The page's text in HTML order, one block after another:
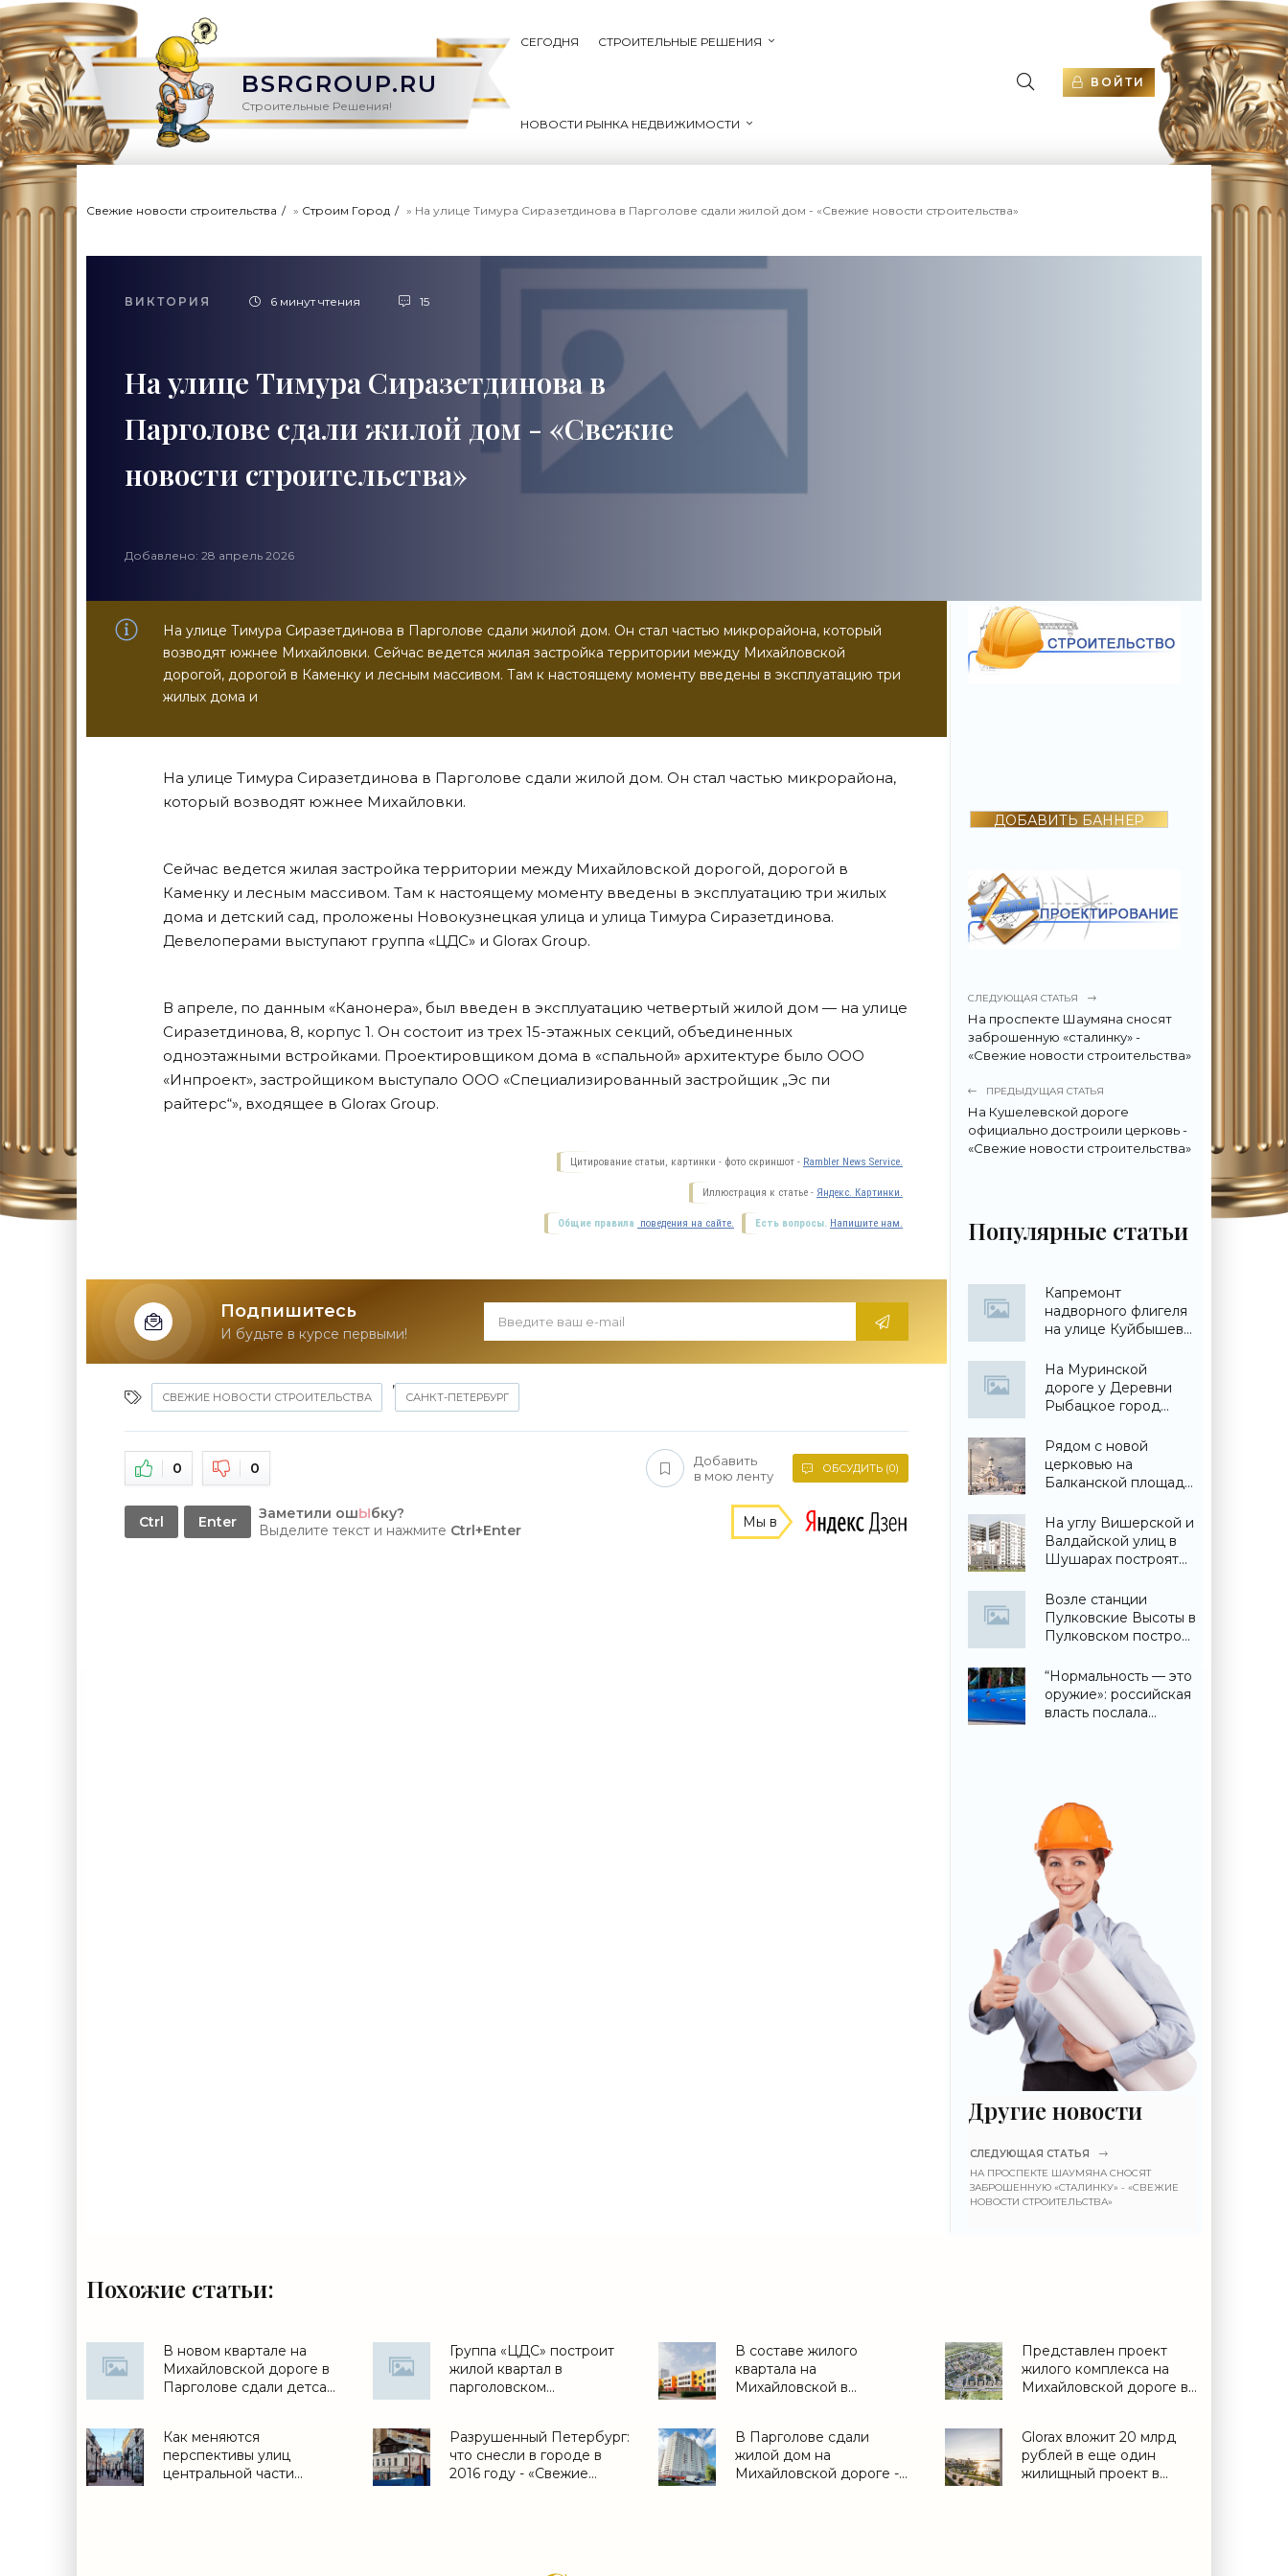
BSRGROUP.RU
Строительные Решения!
СЕГОДНЯ СТРОИТЕЛЬНЫЕ РЕШЕНИЯ
НОВОСТИ РЫНКА НЕДВИЖИМОСТИ
ВОЙТИ
Свежие новости строительства » Строим Город » На улице Тимура Сиразетдинова в Парголове сдали жилой дом - «Свежие новости строительства»
ВИКТОРИЯ 6 минут чтения 15
На улице Тимура Сиразетдинова в
Парголове сдали жилой дом - «Свежие
новости строительства»
Добавлено: 28 апрель 2026
На улице Тимура Сиразетдинова в Парголове сдали жилой дом. Он стал частью микрорайона, который
возводят южнее Михайловки. Сейчас ведется жилая застройка территории между Михайловской
дорогой, дорогой в Каменку и лесным массивом. Там к настоящему моменту введены в эксплуатацию три
жилых дома и
На улице Тимура Сиразетдинова в Парголове сдали жилой дом. Он стал частью микрорайона,
который возводят южнее Михайловки.
Сейчас ведется жилая застройка территории между Михайловской дорогой, дорогой в
Каменку и лесным массивом. Там к настоящему моменту введены в эксплуатацию три жилых
дома и детский сад, проложены Новокузнецкая улица и улица Тимура Сиразетдинова.
Девелоперами выступают группа «ЦДС» и Glorax Group.
В апреле, по данным «Канонера», был введен в эксплуатацию четвертый жилой дом — на улице
Сиразетдинова, 8, корпус 1. Он состоит из трех 15-этажных секций, объединенных
одноэтажными встройками. Проектировщиком дома в «спальной» архитектуре было ООО
«Инпроект», застройщиком выступало ООО «Специализированный застройщик „Эс пи
райтерс“», входящее в Glorax Group.
Цитирование статьи, картинки - фото скриншот - Rambler News Service.
Иллюстрация к статье - Яндекс. Картинки.
Есть вопросы. Напишите нам.
Общие правила поведения на сайте.
Подпишитесь
И будьте в курсе первыми!
СВЕЖИЕ НОВОСТИ СТРОИТЕЛЬСТВА
,
САНКТ-ПЕТЕРБУРГ
0 0
Добавить
в мою ленту
ОБСУДИТЬ (0)
Ctrl Enter Заметили ошЫбку?
Выделите текст и нажмите Ctrl+Enter Мы в
ДОБАВИТЬ БАННЕР
СЛЕДУЮЩАЯ СТАТЬЯ
На проспекте Шаумяна сносят
заброшенную «сталинку» -
«Свежие новости строительства»
ПРЕДЫДУЩАЯ СТАТЬЯ
На Кушелевской дороге
официально достроили церковь -
«Свежие новости строительства»
Популярные статьи
Капремонт
надворного флигеля
на улице Куйбышева
забросили - «Свежие
новости
строительства»
На Муринской
дороге у Деревни
Рыбацкое город
сад - «Свежие
новости
строительства»
Рядом с новой
церковью на
Балканской площади
собор - «Свежие
новости
строительства»
На углу Вишерской и
Валдайской улиц в
Шушарах построят
новости
строительства»
Возле станции
Пулковские Высоты в
Пулковском построят
«Свежие новости
строительства»
“Нормальность — это
оружие»: российская
власть послала
Другие новости
СЛЕДУЮЩАЯ СТАТЬЯ
НА ПРОСПЕКТЕ ШАУМЯНА СНОСЯТ
ЗАБРОШЕННУЮ «СТАЛИНКУ» - «СВЕЖИЕ
НОВОСТИ СТРОИТЕЛЬСТВА»
Похожие статьи:
В новом квартале на
Михайловской дороге в
Парголове сдали детсад
Группа «ЦДС» построит
жилой квартал в
парголовском
В составе жилого
квартала на
Михайловской в
новости строительства»
Представлен проект
жилого комплекса на
Михайловской дороге в
Как меняются
перспективы улиц
центральной части
Разрушенный Петербург:
что снесли в городе в
2016 году - «Свежие
В Парголове сдали
жилой дом на
Михайловской дороге -
Glorax вложит 20 млрд
рублей в еще один
жилищный проект в